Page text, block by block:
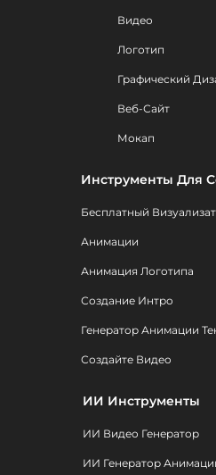
Видео
Логотип
Графический
Веб-Сайт
Мокап
Инструменты Для
Бесплатный
Анимации
Анимация Логотипа
Создание Интро
Генератор Анимации
Создайте Видео
ИИ Инструменты
ИИ Видео Генератор
ИИ Генератор